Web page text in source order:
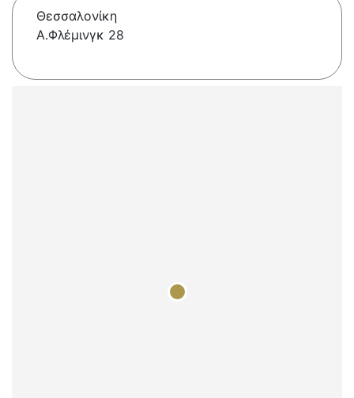
Θεσσαλονίκη
A.Φλέμινγκ 28